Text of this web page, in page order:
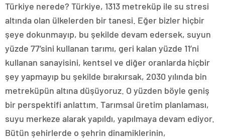
Türkiye nerede? Türkiye, 1313 metreküp ile su stresi
altında olan ülkelerden bir tanesi. Eğer bizler hiçbir
şeye dokunmayıp, bu şekilde devam edersek, suyun
yüzde 77’sini kullanan tarımı, geri kalan yüzde 11’ni
kullanan sanayisini, kentsel ve diğer oranlarda hiçbir
şey yapmayıp bu şekilde bırakırsak, 2030 yılında bin
metreküpün altına düşüyoruz. O yüzden böyle geniş
bir perspektifi anlattım. Tarımsal üretim planlaması,
suyu merkeze alarak yapıldı, yapılmaya devam ediyor.
Bütün şehirlerde o şehrin dinamiklerinin,